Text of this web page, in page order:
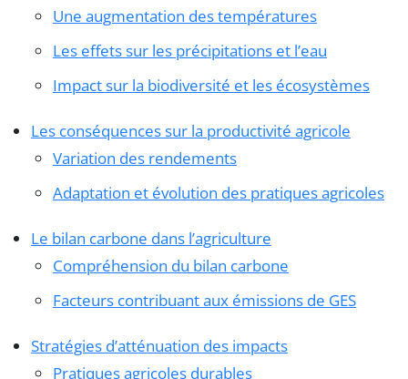
Une augmentation des températures
Les effets sur les précipitations et l’eau
Impact sur la biodiversité et les écosystèmes
Les conséquences sur la productivité agricole
Variation des rendements
Adaptation et évolution des pratiques agricoles
Le bilan carbone dans l’agriculture
Compréhension du bilan carbone
Facteurs contribuant aux émissions de GES
Stratégies d’atténuation des impacts
Pratiques agricoles durables